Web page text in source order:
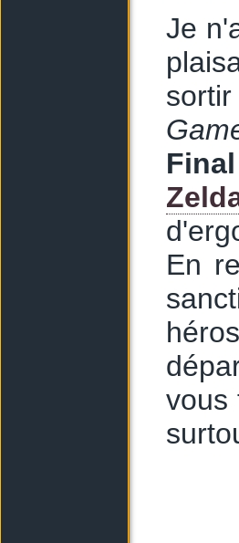
Je
En
vous